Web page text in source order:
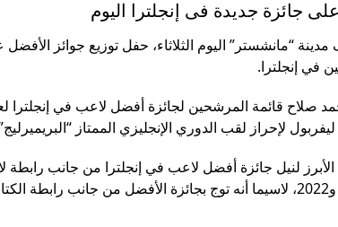
جائزة جديدة فى إنجلترا اليوم
في إنجلترا.
لإحراز لقب الدوري الإنجليزي الممتاز
لنيل جائزة أفضل لاعب في إنجلترا من جانب رابطة